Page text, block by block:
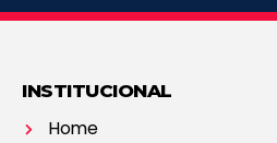
INSTITUCIONAL
Home